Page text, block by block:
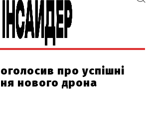
про успішні
нового дрона